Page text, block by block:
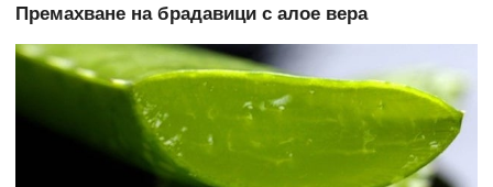
Премахване на брадавици с алое вера